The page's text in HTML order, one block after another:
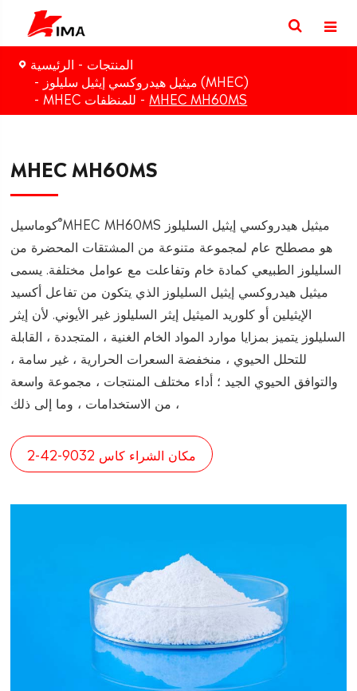
الرئيسية
المنتجات
ميثيل هيدروكسي إيثيل سليلوز (MHEC)
MHEC للمنظفات
MHEC MH60MS
MHEC MH60MS
كوماسيل®MHEC MH60MS ميثيل هيدروكسي إيثيل السليلوز
هو مصطلح عام لمجموعة متنوعة من المشتقات المحضرة من
السليلوز الطبيعي كمادة خام وتفاعلت مع عوامل مختلفة. يسمى
ميثيل هيدروكسي إيثيل السليلوز الذي يتكون من تفاعل أكسيد
الإيثيلين أو كلوريد الميثيل إيثر السليلوز غير الأيوني. لأن إيثر
السليلوز يتميز بمزايا موارد المواد الخام الغنية ، المتجددة ، القابلة
للتحلل الحيوي ، منخفضة السعرات الحرارية ، غير سامة ،
والتوافق الحيوي الجيد ؛ أداء مختلف المنتجات ، مجموعة واسعة
من الاستخدامات ، وما إلى ذلك ،
مكان الشراء كاس 9032-42-2